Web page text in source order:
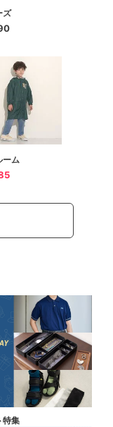
ズ
ーム
特集